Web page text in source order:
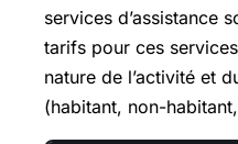
services d’assistance
tarifs pour ces
nature de l’activité et
(habitant, non-